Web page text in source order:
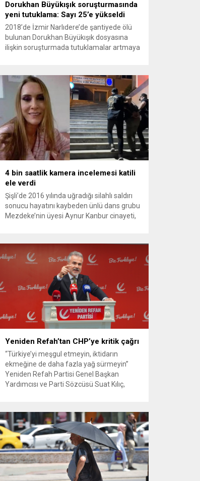
Dorukhan Büyükışık soruşturmasında
yeni tutuklama: Sayı 25’e yükseldi
2018’de İzmir Narlıdere’de şantiyede ölü
bulunan Dorukhan Büyükışık dosyasına
ilişkin soruşturmada tutuklamalar artmaya
tutuklanmasıyla dosyadaki tutuklu sayısı
25’e yükseldi. İzmir’in Narlıdere ilçesinde
2018 yılında şantiyede ölü bulunan
Dorukhan Büyükışık’a ilişkin yeniden açılan
soruşturmada tutuklamalar genişliyor. Son
olarak dönemin...
4 bin saatlik kamera incelemesi katili
ele verdi
Şişli’de 2016 yılında uğradığı silahlı saldırı
sonucu hayatını kaybeden ünlü dans grubu
Mezdeke’nin üyesi Aynur Kanbur cinayeti,
Akbil kaydını inceleyen Cinayet Büro
ekipleri, cinayeti işlediğini itiraf eden
maktulün akrabası Bülent G. ile azmettirici
olduğu öne sürülen 2...
Yeniden Refah’tan CHP’ye kritik çağrı
“Türkiye’yi meşgul etmeyin, iktidarın
ekmeğine de daha fazla yağ sürmeyin”
Yeniden Refah Partisi Genel Başkan
Yardımcısı ve Parti Sözcüsü Suat Kılıç,
muhalefetsiz, ana muhalefet gündemsiz
kalmamalıdır. Bir an önce anlaşın, kurultay
kararı alın, sorunun kaynağı değil, çözümün
adresi olun. Türkiye’yi...